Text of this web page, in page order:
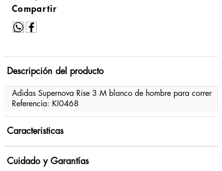
Descripción del producto
Adidas Supernova Rise 3 M blanco de hombre para correr
Referencia: KI0468
Caracteristicas
Cuidado y Garantías